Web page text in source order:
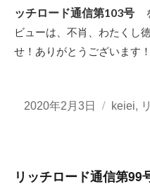
ッチロード通信第103号
ビューは、不肖、わたくし
せ！ありがとうござい
投
2020年2月3日
カ
ー
keiei,
リッチロード通信第99